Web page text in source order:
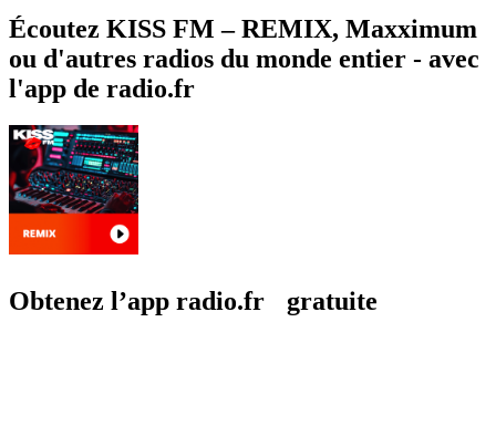
Écoutez KISS FM – REMIX, Maxximum
ou d'autres radios du monde entier - avec
l'app de radio.fr
Obtenez l’app radio.fr gratuite